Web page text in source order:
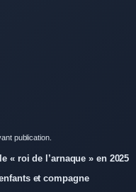
publication.
« roi de l’arnaque » en 2025
et compagne